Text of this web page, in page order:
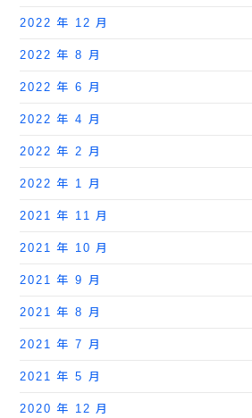
2022 年 12 月
2022 年 8 月
2022 年 6 月
2022 年 4 月
2022 年 2 月
2022 年 1 月
2021 年 11 月
2021 年 10 月
2021 年 9 月
2021 年 8 月
2021 年 7 月
2021 年 5 月
2020 年 12 月